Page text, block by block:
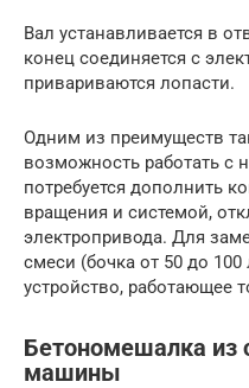
Вал устанавливается в
конец соединяется с
привариваются лопасти.
Одним из преимуществ
возможность работать с
потребуется дополнить
вращения и системой,
электропривода. Для
смеси (бочка от 50 до
устройство, работающее
Бетономешалка из
машины